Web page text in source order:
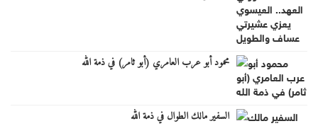
محمود أبو عرب العامري (أبو ثامر) في ذمة الله
السفير مالك الطوال في ذمة الله